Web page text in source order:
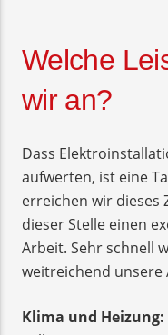
Welche
wir an?
Dass
aufwerten, ist eine
erreichen wir dieses
dieser Stelle einen
Arbeit. Sehr schnell
weitreichend unsere
Klima und Heizung: